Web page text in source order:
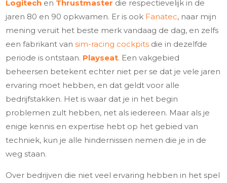
Logitech en Thrustmaster die respectievelijk in de
jaren 80 en 90 opkwamen. Er is ook Fanatec, naar mijn
mening veruit het beste merk vandaag de dag, en zelfs
een fabrikant vansim-racing cockpits die in dezelfde
periode is ontstaan. Playseat. Een vakgebied
beheersen betekent echter niet per se dat je vele jaren
ervaring moet hebben, en dat geldt voor alle
bedrijfstakken. Het is waar dat je in het begin
problemen zult hebben, net als iedereen. Maar als je
enige kennis en expertise hebt op het gebied van
techniek, kun je alle hindernissen nemen die je in de
weg staan.
Over bedrijven die niet veel ervaring hebben in het spel